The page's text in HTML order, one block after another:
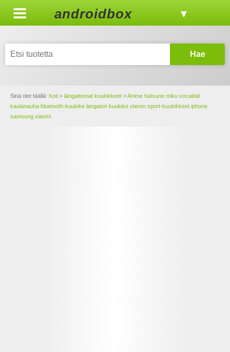
androidbox ▼
Hae
Sinä olet täällä: Koti > langattomat kuulokkeet >Anime hatsune miku vocaloid
kaulanauha bluetooth-kuuloke langaton kuuloke stereo sport-kuulokkeet iphone
samsung xiaomi